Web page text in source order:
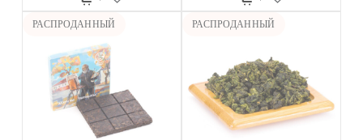
РАСПРОДАННЫЙ РАСПРОДАННЫЙ